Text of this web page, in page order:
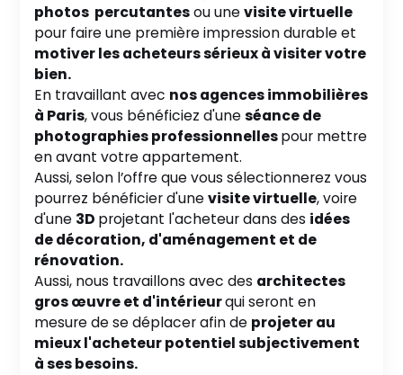
photos percutantesou unevisite virtuelle
pour faire une première impression durable et
motiver les acheteurs sérieux à visiter votre
bien.
En travaillant avec nos agences immobilières
à Paris, vous bénéficiez d'uneséance de
photographies professionnellespour mettre
en avant votre appartement.
Aussi, selon l’offre que vous sélectionnerez vous
pourrez bénéficier d'unevisite virtuelle, voire
d'une 3D projetant l'acheteur dans des idées
de décoration, d'aménagement et de
rénovation.
Aussi, nous travaillons avec des architectes
gros œuvre et d'intérieurqui seront en
mesure de se déplacer afin de projeter au
mieux l'acheteur potentiel subjectivement
à ses besoins.